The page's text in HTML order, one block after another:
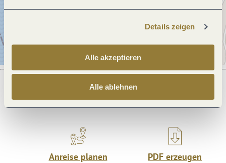
Details zeigen
Alle akzeptieren
Alle ablehnen
Anreise planen PDF erzeugen